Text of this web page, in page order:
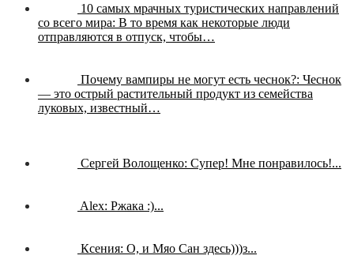
10 самых мрачных туристических направлений
со всего мира: В то время как некоторые люди
отправляются в отпуск, чтобы…
Почему вампиры не могут есть чеснок?: Чеснок
— это острый растительный продукт из семейства
луковых, известный…
Сергей Волощенко: Супер! Мне понравилось!...
Alex: Ржака :)...
Ксения: О, и Мяо Сан здесь)))з...